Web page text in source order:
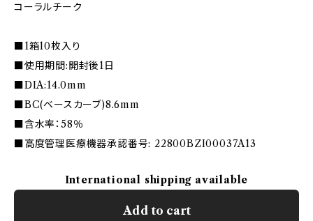
コーラルチーク
■1箱10枚入り
■使用期間:開封後1日
■DIA:14.0mm
■BC(ベースカーブ)8.6mm
■含水率：58％
■高度管理医療機器承認番号: 22800BZI00037A13
International shipping available
Add to cart